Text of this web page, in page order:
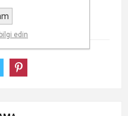
edin